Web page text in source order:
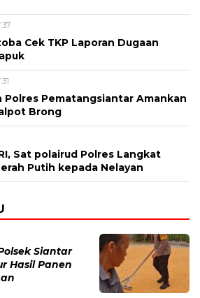
Cek TKP Laporan Dugaan
Polres Pematangsiantar Amankan
Brong
Sat polairud Polres Langkat
Putih kepada Nelayan
Siantar
Hasil Panen